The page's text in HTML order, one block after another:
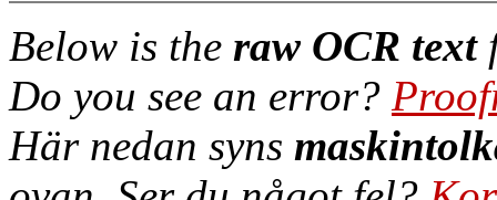
Below is the raw OCR text
Do you see an error?
Här nedan syns